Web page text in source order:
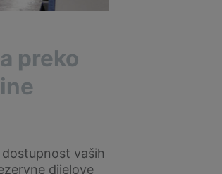
preko
vaših
dijelove